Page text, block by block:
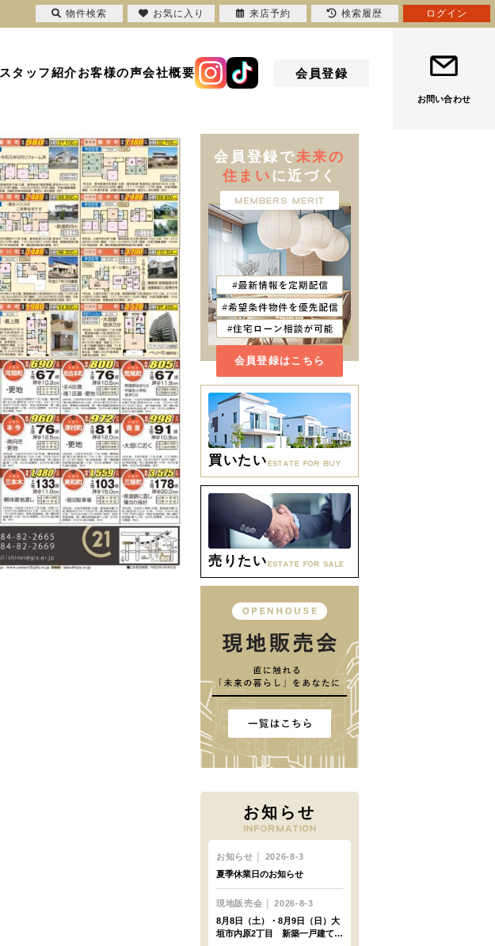
スタッフ紹介お客様の声会社概要 会員登録
お問い合わせ
会員登録で未来の
住まい に近づく
会員登録はこちら
買いたい
売りたい
お知らせ
物件検索 お気に入り 来店予約 検索履歴 ログイン